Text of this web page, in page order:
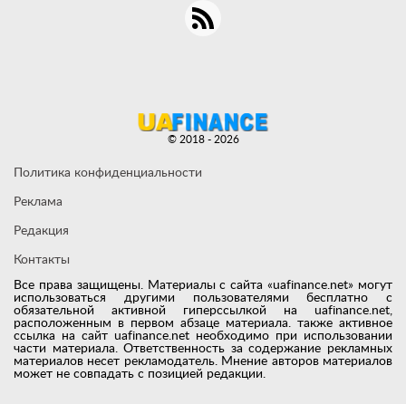
Все права защищены. Материалы с сайта «uafinance.net» могут
использоваться другими пользователями бесплатно с
обязательной активной гиперссылкой на uafinance.net,
расположенным в первом абзаце материала. также активное
ссылка на сайт uafinance.net необходимо при использовании
части материала. Ответственность за содержание рекламных
материалов несет рекламодатель. Мнение авторов материалов
может не совпадать с позицией редакции.
Политика конфиденциальности
Реклама
Редакция
Контакты
© 2018 - 2026